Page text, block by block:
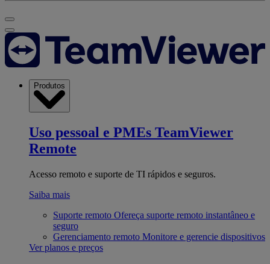
Produtos
Uso pessoal e PMEs TeamViewer
Remote
Acesso remoto e suporte de TI rápidos e seguros.
Saiba mais
Suporte remoto Ofereça suporte remoto instantâneo e
seguro
Gerenciamento remoto Monitore e gerencie dispositivos
Ver planos e preços